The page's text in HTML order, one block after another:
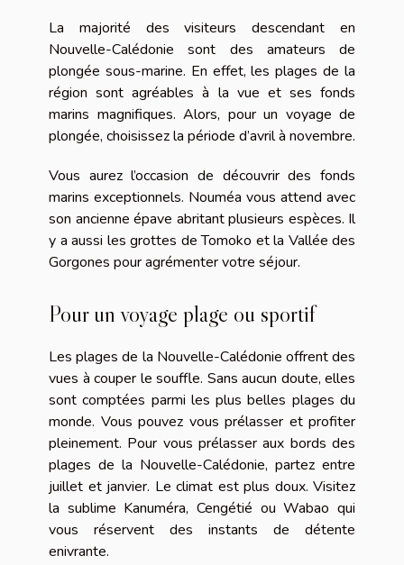
La majorité des visiteurs descendant en
Nouvelle-Calédonie sont des amateurs de
plongée sous-marine. En effet, les plages de la
région sont agréables à la vue et ses fonds
marins magnifiques. Alors, pour un voyage de
plongée, choisissez la période d’avril à novembre.
Vous aurez l’occasion de découvrir des fonds
marins exceptionnels. Nouméa vous attend avec
son ancienne épave abritant plusieurs espèces. Il
y a aussi les grottes de Tomoko et la Vallée des
Gorgones pour agrémenter votre séjour.
Pour un voyage plage ou sportif
Les plages de la Nouvelle-Calédonie offrent des
vues à couper le souffle. Sans aucun doute, elles
sont comptées parmi les plus belles plages du
monde. Vous pouvez vous prélasser et profiter
pleinement. Pour vous prélasser aux bords des
plages de la Nouvelle-Calédonie, partez entre
juillet et janvier. Le climat est plus doux. Visitez
la sublime Kanuméra, Cengétié ou Wabao qui
vous réservent des instants de détente
enivrante.